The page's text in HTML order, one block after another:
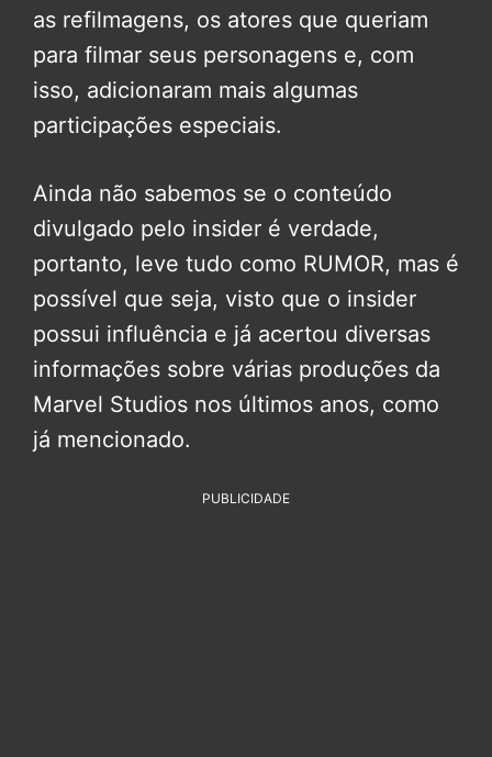
as refilmagens, os atores que queriam
para filmar seus personagens e, com
isso, adicionaram mais algumas
participações especiais.
Ainda não sabemos se o conteúdo
divulgado pelo insider é verdade,
portanto, leve tudo como RUMOR, mas é
possível que seja, visto que o insider
possui influência e já acertou diversas
informações sobre várias produções da
Marvel Studios nos últimos anos, como
já mencionado.
PUBLICIDADE